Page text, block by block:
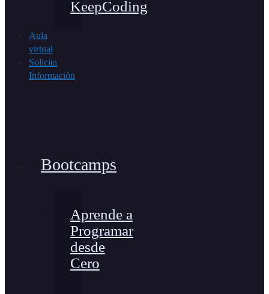
KeepCoding
Aula
virtual
Solicita
Información
Bootcamps
Aprende a
Programar
desde
Cero